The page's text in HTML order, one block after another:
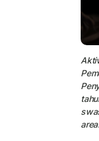
area.